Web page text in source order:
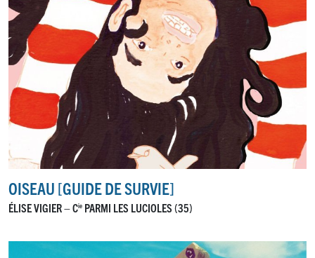
OISEAU [GUIDE DE SURVIE]
ÉLISE VIGIER – Cie PARMI LES LUCIOLES (35)